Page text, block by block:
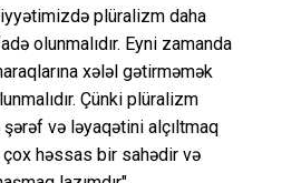
plüralizm daha
olunmalıdır. Eyni zamanda
xələl gətirməmək
Çünki plüralizm
və ləyaqətini alçıltmaq
həssas bir sahədir və